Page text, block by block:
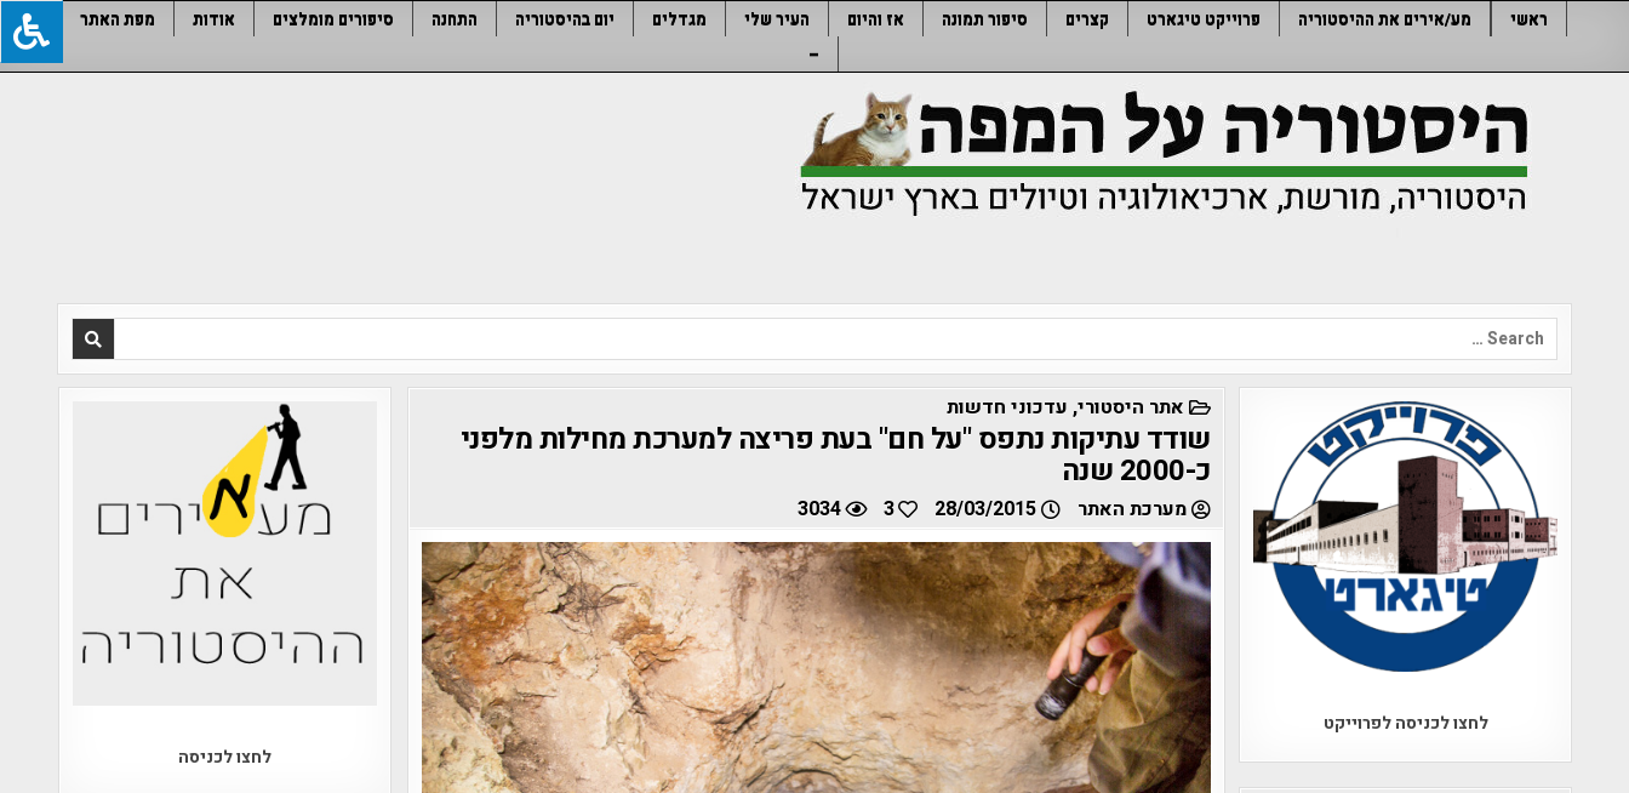
ראשי מע/אירים את ההיסטוריה פרוייקט טיגארט קצרים סיפור תמונה אז והיום העיר שלי מגדלים יום בהיסטוריה התחנה סיפורים מומלצים אודות
מפת האתר
–
Search
for:
POSTED
IN
אתר היסטורי, עדכוני חדשות
שודד עתיקות נתפס "על חם" בעת פריצה למערכת מחילות מלפני
כ-2000 שנה
מערכת האתר 28/03/2015
3
3034
לחצו לכניסה לפרוייקט
לחצו לכניסה